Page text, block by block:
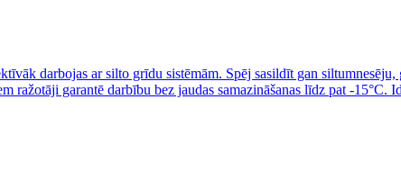
darbojas ar silto grīdu sistēmām. Spēj sasildīt gan
garantē darbību bez jaudas samazināšanas līdz pat -15°C.